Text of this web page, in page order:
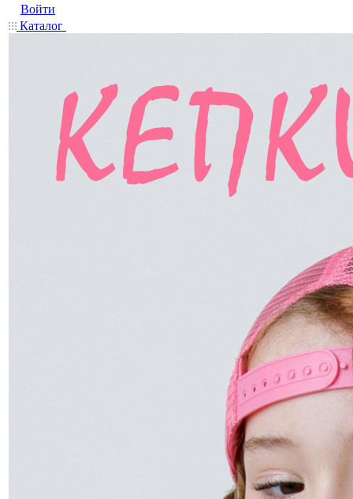
Войти
Каталог